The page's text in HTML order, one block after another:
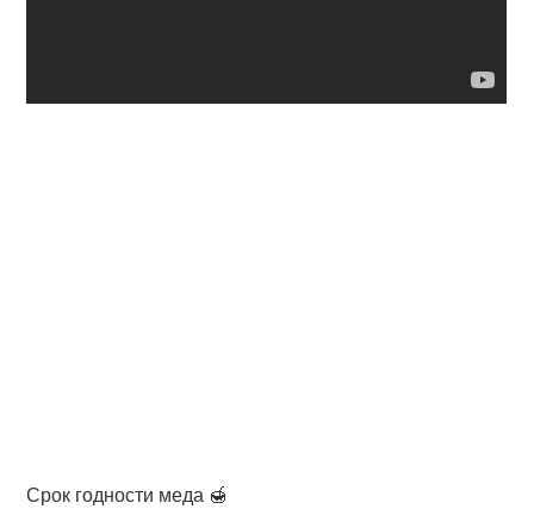
Срок годности меда 🍯